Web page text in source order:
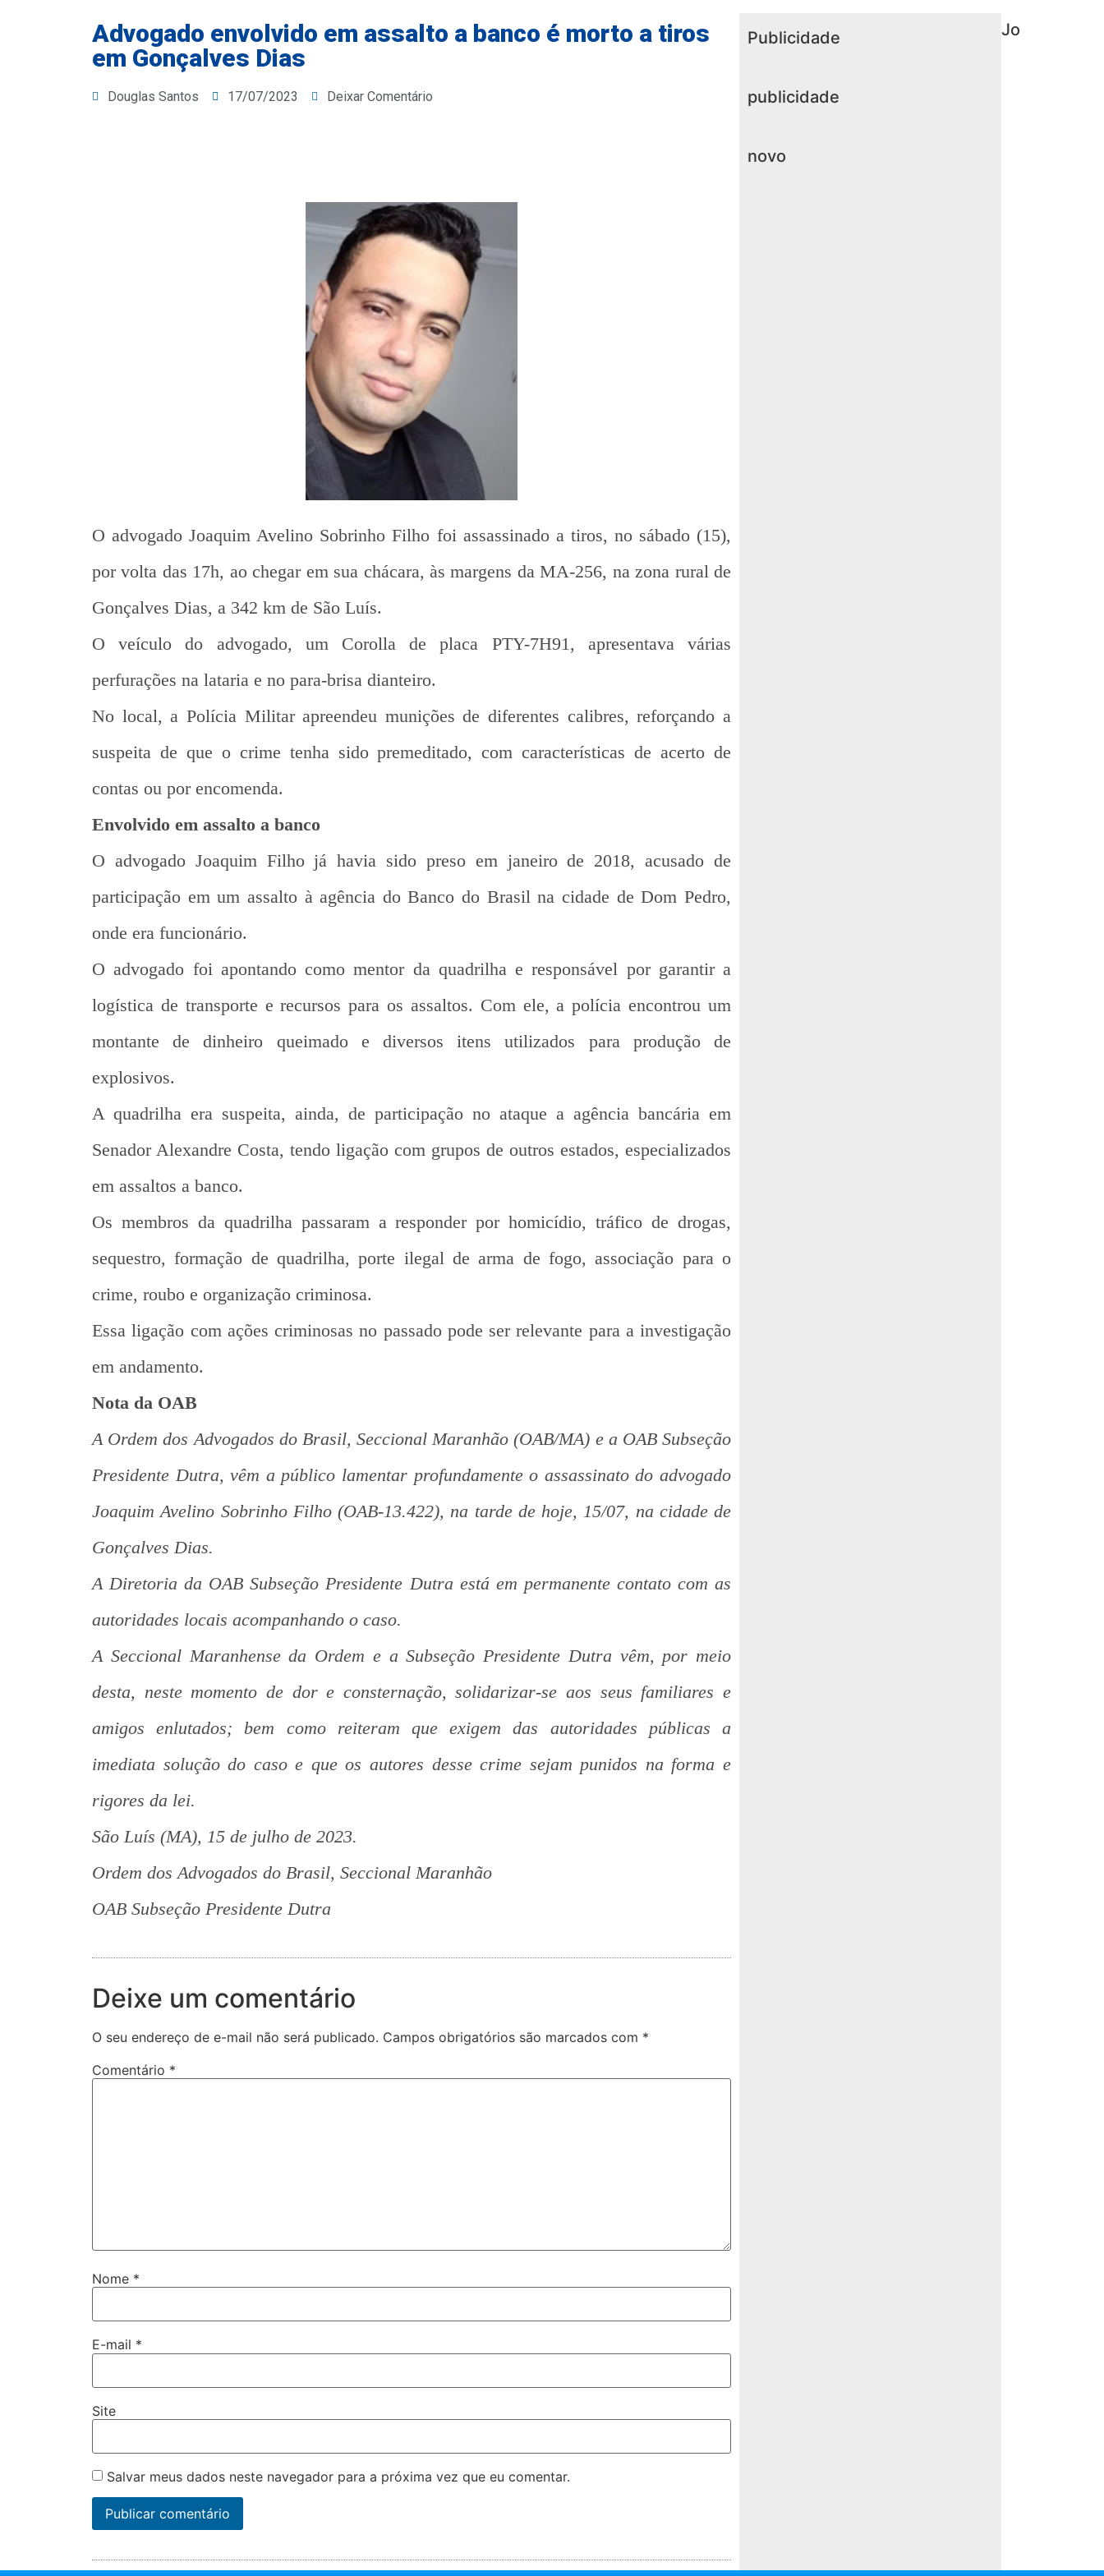
Advogado envolvido em assalto a banco é morto a tiros
em Gonçalves Dias
Douglas Santos 17/07/2023 Deixar Comentário
O advogado Joaquim Avelino Sobrinho Filho foi assassinado a tiros, no sábado (15),
por volta das 17h, ao chegar em sua chácara, às margens da MA-256, na zona rural de
Gonçalves Dias, a 342 km de São Luís.
O veículo do advogado, um Corolla de placa PTY-7H91, apresentava várias
perfurações na lataria e no para-brisa dianteiro.
No local, a Polícia Militar apreendeu munições de diferentes calibres, reforçando a
suspeita de que o crime tenha sido premeditado, com características de acerto de
contas ou por encomenda.
Envolvido em assalto a banco
O advogado Joaquim Filho já havia sido preso em janeiro de 2018, acusado de
participação em um assalto à agência do Banco do Brasil na cidade de Dom Pedro,
onde era funcionário.
O advogado foi apontando como mentor da quadrilha e responsável por garantir a
logística de transporte e recursos para os assaltos. Com ele, a polícia encontrou um
montante de dinheiro queimado e diversos itens utilizados para produção de
explosivos.
A quadrilha era suspeita, ainda, de participação no ataque a agência bancária em
Senador Alexandre Costa, tendo ligação com grupos de outros estados, especializados
em assaltos a banco.
Os membros da quadrilha passaram a responder por homicídio, tráfico de drogas,
sequestro, formação de quadrilha, porte ilegal de arma de fogo, associação para o
crime, roubo e organização criminosa.
Essa ligação com ações criminosas no passado pode ser relevante para a investigação
em andamento.
Nota da OAB
A Ordem dos Advogados do Brasil, Seccional Maranhão (OAB/MA) e a OAB Subseção
Presidente Dutra, vêm a público lamentar profundamente o assassinato do advogado
Joaquim Avelino Sobrinho Filho (OAB-13.422), na tarde de hoje, 15/07, na cidade de
Gonçalves Dias.
A Diretoria da OAB Subseção Presidente Dutra está em permanente contato com as
autoridades locais acompanhando o caso.
A Seccional Maranhense da Ordem e a Subseção Presidente Dutra vêm, por meio
desta, neste momento de dor e consternação, solidarizar-se aos seus familiares e
amigos enlutados; bem como reiteram que exigem das autoridades públicas a
imediata solução do caso e que os autores desse crime sejam punidos na forma e
rigores da lei.
São Luís (MA), 15 de julho de 2023.
Ordem dos Advogados do Brasil, Seccional Maranhão
OAB Subseção Presidente Dutra
Deixe um comentário
O seu endereço de e-mail não será publicado. Campos obrigatórios são marcados com *
Comentário *
Nome *
E-mail *
Site
Salvar meus dados neste navegador para a próxima vez que eu comentar.
Publicidade
publicidade
novo
Jo